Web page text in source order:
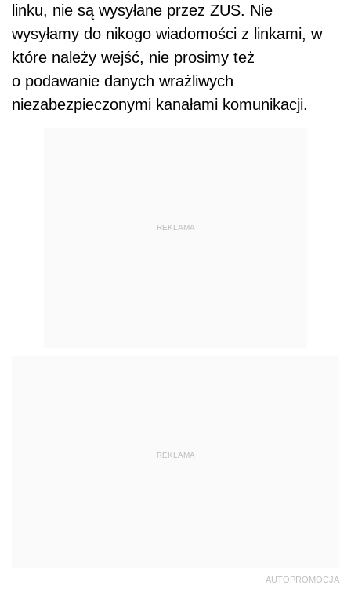
linku, nie są wysyłane przez ZUS. Nie
wysyłamy do nikogo wiadomości z linkami, w
które należy wejść, nie prosimy też
o podawanie danych wrażliwych
niezabezpieczonymi kanałami komunikacji.
REKLAMA
REKLAMA
AUTOPROMOCJA